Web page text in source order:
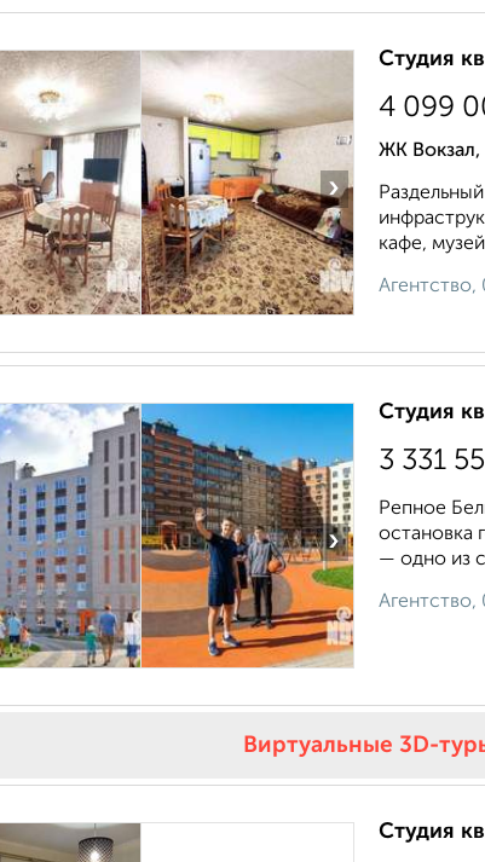
›
Студия
4 099
ЖК Вокзал,
кафе,
›
Студия
3 331
Репное
остановка
— одно из
Виртуальные 3D-
Студия